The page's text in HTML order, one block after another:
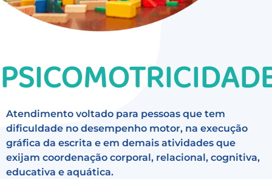
Atendimento voltado para pessoas que tem
dificuldade no desempenho motor, na execução
gráfica da escrita e em demais atividades que
exijam coordenação corporal, relacional, cognitiva,
educativa e aquática.